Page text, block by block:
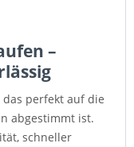
–
das perfekt auf die
abgestimmt ist.
schneller